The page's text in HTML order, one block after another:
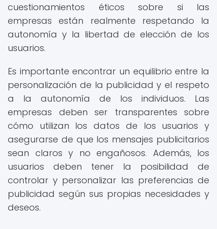
cuestionamientos éticos sobre si las
empresas están realmente respetando la
autonomía y la libertad de elección de los
usuarios.
Es importante encontrar un equilibrio entre la
personalización de la publicidad y el respeto
a la autonomía de los individuos. Las
empresas deben ser transparentes sobre
cómo utilizan los datos de los usuarios y
asegurarse de que los mensajes publicitarios
sean claros y no engañosos. Además, los
usuarios deben tener la posibilidad de
controlar y personalizar las preferencias de
publicidad según sus propias necesidades y
deseos.